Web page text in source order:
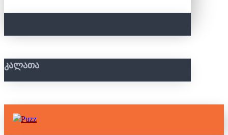
ᲙᲐᲚᲐᲗᲐ